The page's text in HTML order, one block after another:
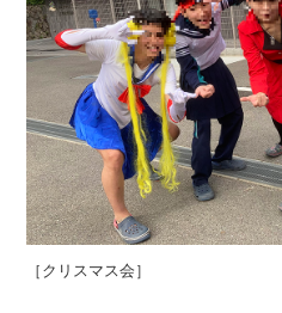
［クリスマス会］